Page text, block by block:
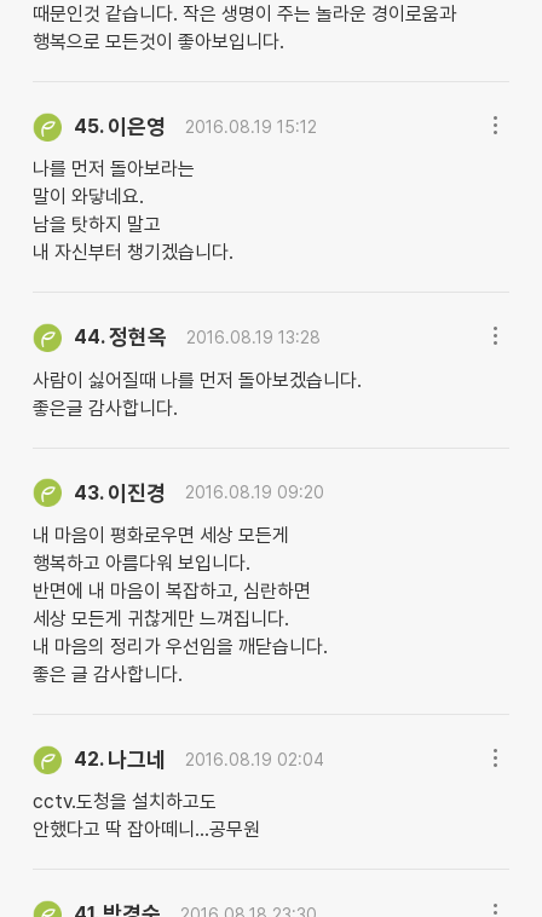
때문인것 같습니다. 작은 생명이 주는 놀라운 경이로움과
행복으로 모든것이 좋아보입니다.
45. 이은영 2016.08.19 15:12
나를 먼저 돌아보라는
말이 와닿네요.
남을 탓하지 말고
내 자신부터 챙기겠습니다.
44.정현옥 2016.08.19 13:28
사람이 싫어질때 나를 먼저 돌아보겠습니다.
좋은글 감사합니다.
43. 이진경 2016.08.19 09:20
내 마음이 평화로우면 세상 모든게
행복하고 아름다워 보입니다.
반면에 내 마음이 복잡하고, 심란하면
세상 모든게 귀찮게만 느껴집니다.
내 마음의 정리가 우선임을 깨닫습니다.
좋은 글 감사합니다.
42. 나그네 2016.08.19 02:04
cctv.도청을 설치하고도
안했다고 딱 잡아떼니...공무원